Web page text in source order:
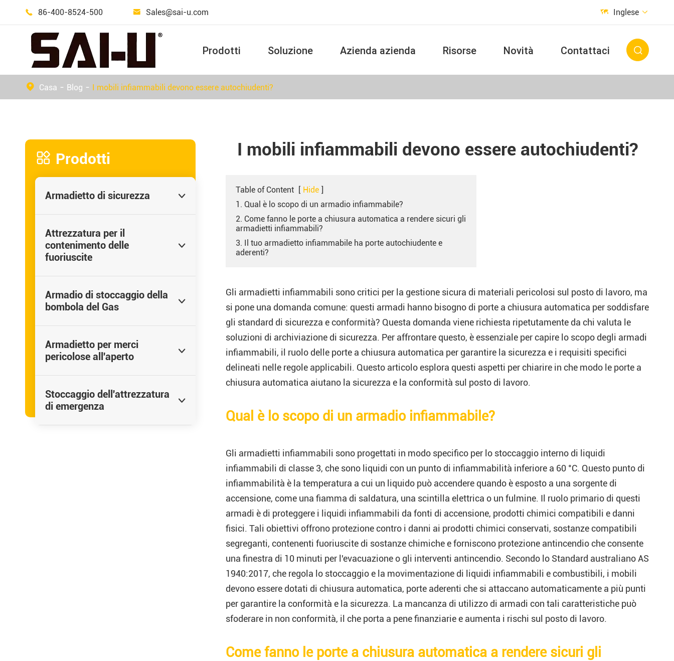
 86-400-8524-500  Sales@sai-u.com  Inglese 
Prodotti Soluzione Azienda azienda Risorse Novità Contattaci 
Casa Blog I mobili infiammabili devono essere autochiudenti?
 Prodotti
Armadietto di sicurezza 
Attrezzatura per il
contenimento delle
fuoriuscite

Armadio di stoccaggio della
bombola del Gas

Armadietto per merci
pericolose all'aperto

Stoccaggio dell'attrezzatura
di emergenza

I mobili infiammabili devono essere autochiudenti?
Table of Content [ Hide ]
1. Qual è lo scopo di un armadio infiammabile?
2. Come fanno le porte a chiusura automatica a rendere sicuri gli
armadietti infiammabili?
3. Il tuo armadietto infiammabile ha porte autochiudente e
aderenti?
Gli armadietti infiammabili sono critici per la gestione sicura di materiali pericolosi sul posto di lavoro, ma
si pone una domanda comune: questi armadi hanno bisogno di porte a chiusura automatica per soddisfare
gli standard di sicurezza e conformità? Questa domanda viene richiesta ripetutamente da chi valuta le
soluzioni di archiviazione di sicurezza. Per affrontare questo, è essenziale per capire lo scopo degli armadi
infiammabili, il ruolo delle porte a chiusura automatica per garantire la sicurezza e i requisiti specifici
delineati nelle regole applicabili. Questo articolo esplora questi aspetti per chiarire in che modo le porte a
chiusura automatica aiutano la sicurezza e la conformità sul posto di lavoro.
Qual è lo scopo di un armadio infiammabile?
Gli armadietti infiammabili sono progettati in modo specifico per lo stoccaggio interno di liquidi
infiammabili di classe 3, che sono liquidi con un punto di infiammabilità inferiore a 60 °C. Questo punto di
infiammabilità è la temperatura a cui un liquido può accendere quando è esposto a una sorgente di
accensione, come una fiamma di saldatura, una scintilla elettrica o un fulmine. Il ruolo primario di questi
armadi è di proteggere i liquidi infiammabili da fonti di accensione, prodotti chimici compatibili e danni
fisici. Tali obiettivi offrono protezione contro i danni ai prodotti chimici conservati, sostanze compatibili
segreganti, contenenti fuoriuscite di sostanze chimiche e forniscono protezione antincendio che consente
una finestra di 10 minuti per l'evacuazione o gli interventi antincendio. Secondo lo Standard australiano AS
1940:2017, che regola lo stoccaggio e la movimentazione di liquidi infiammabili e combustibili, i mobili
devono essere dotati di chiusura automatica, porte aderenti che si attaccano automaticamente a più punti
per garantire la conformità e la sicurezza. La mancanza di utilizzo di armadi con tali caratteristiche può
sfoderare in non conformità, il che porta a pene finanziarie e aumenta i rischi sul posto di lavoro.
Come fanno le porte a chiusura automatica a rendere sicuri gli